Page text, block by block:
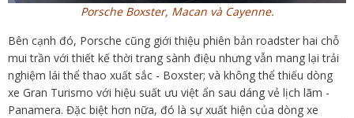
Porsche Boxster, Macan và Cayenne.
Bên cạnh đó, Porsche cũng giới thiệu phiên bản roadster hai chỗ
mui trần với thiết kế thời trang sành điệu nhưng vẫn mang lại trải
nghiệm lái thể thao xuất sắc - Boxster; và không thể thiếu dòng
xe Gran Turismo với hiệu suất ưu việt ẩn sau dáng vẻ lịch lãm -
Panamera. Đặc biệt hơn nữa, đó là sự xuất hiện của dòng xe